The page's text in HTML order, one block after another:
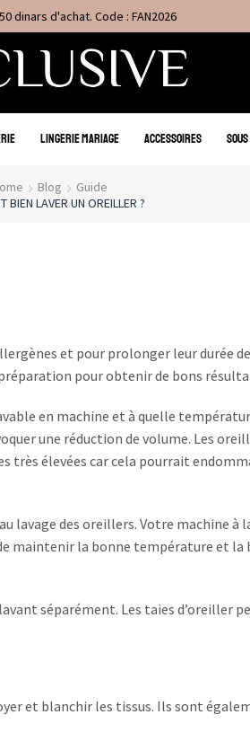
dinars d'achat. Code : FAN2026
LINGERIE MARIAGE ACCESSOIRES
Blog
Guide
BIEN LAVER UN OREILLER ?
et pour prolonger leur durée
pour obtenir de bons
en machine et à quelle
une réduction de volume. Les
très élevées car cela pourrait
lavage des oreillers. Votre machine à
maintenir la bonne température et la
séparément. Les taies d’oreiller
et blanchir les tissus. Ils sont